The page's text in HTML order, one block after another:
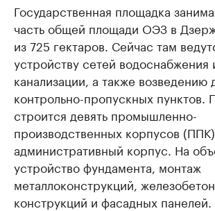
Государственная площадка
часть общей площади ОЭЗ в
из 725 гектаров. Сейчас там
устройству сетей водоснабжения
канализации, а также возведению
контрольно-пропускных пунктов.
строится девять промышленно-
производственных корпусов
административный корпус. На
устройство фундамента, монтаж
металлоконструкций,
конструкций и фасадных панелей.